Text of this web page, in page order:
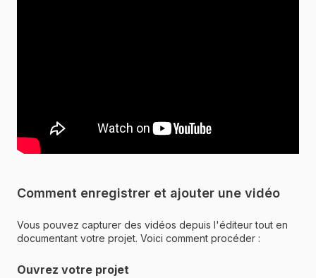
Comment enregistrer et ajouter une vidéo
Vous pouvez capturer des vidéos depuis l'éditeur tout en
documentant votre projet. Voici comment procéder :
Ouvrez votre projet